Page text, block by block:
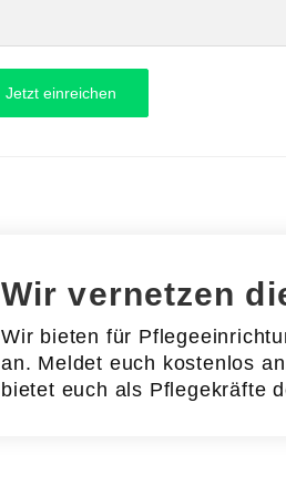
Wir vernetzen
Wir bieten für
an. Meldet euch kostenlos
bietet euch als Pflegekräfte